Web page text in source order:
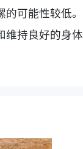
可能性较低。
维持良好的身体